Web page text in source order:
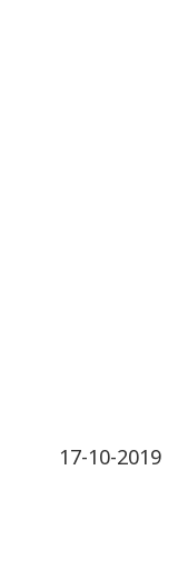
17-10-2019